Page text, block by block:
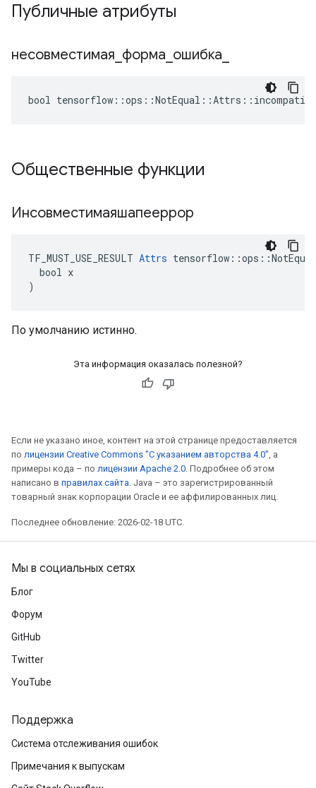
Публичные атрибуты
несовместимая форма ошибка
bool
Общественные функции
Инсовместимаяшапееррор
TF_MUST_USE_RESULT Attrs
  bool x
)
По умолчанию истинно.
Эта информация оказалась полезной?
Если не указано иное, контент на этой странице предоставляется
по лицензии Creative Commons "С указанием авторства 4.0", а
примеры кода – по лицензии Apache 2.0. Подробнее об этом
написано в правилах сайта. Java – это зарегистрированный
товарный знак корпорации Oracle и ее аффилированных лиц.
Последнее обновление: 2026-02-18 UTC.
Мы в социальных сетях
Блог
Форум
GitHub
Twitter
YouTube
Поддержка
Система отслеживания ошибок
Примечания к выпускам